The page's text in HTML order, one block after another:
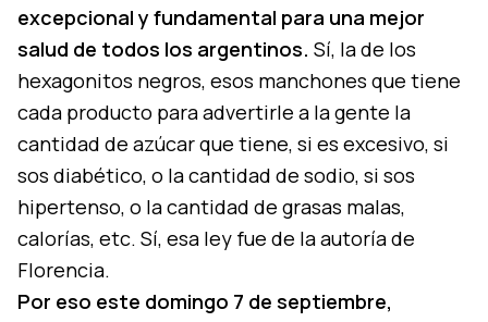
excepcional y fundamental para una mejor
salud de todos los argentinos. Sí, la de los
hexagonitos negros, esos manchones que tiene
cada producto para advertirle a la gente la
cantidad de azúcar que tiene, si es excesivo, si
sos diabético, o la cantidad de sodio, si sos
hipertenso, o la cantidad de grasas malas,
calorías, etc. Sí, esa ley fue de la autoría de
Florencia.
Por eso este domingo 7 de septiembre,